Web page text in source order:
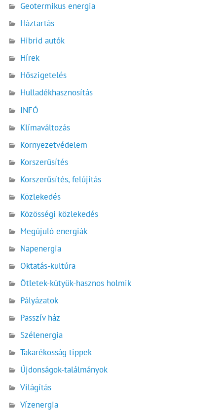
Geotermikus energia
Háztartás
Hibrid autók
Hírek
Hőszigetelés
Hulladékhasznosítás
INFÓ
Klímaváltozás
Környezetvédelem
Korszerűsítés
Korszerűsítés, felújítás
Közlekedés
Közösségi közlekedés
Megújuló energiák
Napenergia
Oktatás-kultúra
Ötletek-kütyük-hasznos holmik
Pályázatok
Passzív ház
Szélenergia
Takarékosság tippek
Újdonságok-találmányok
Világítás
Vízenergia